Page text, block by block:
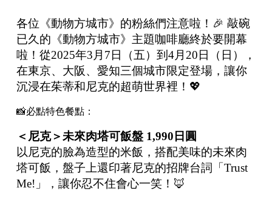
各位《動物方城市》的粉絲們注意啦！🎉 敲碗
已久的《動物方城市》主題咖啡廳終於要開幕
啦！從2025年3月7日（五）到4月20日（日），
在東京、大阪、愛知三個城市限定登場，讓你
沉浸在茱蒂和尼克的超萌世界裡！💖
📸必點特色餐點：
＜尼克＞未來肉塔可飯盤1,990 日圓
以尼克的臉為造型的米飯，搭配美味的未來肉
塔可飯，盤子上還印著尼克的招牌台詞「Trust
Me!」，讓你忍不住會心一笑！🦊